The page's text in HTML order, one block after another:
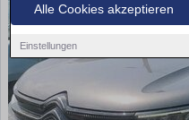
Alle Cookies akzeptieren
Einstellungen